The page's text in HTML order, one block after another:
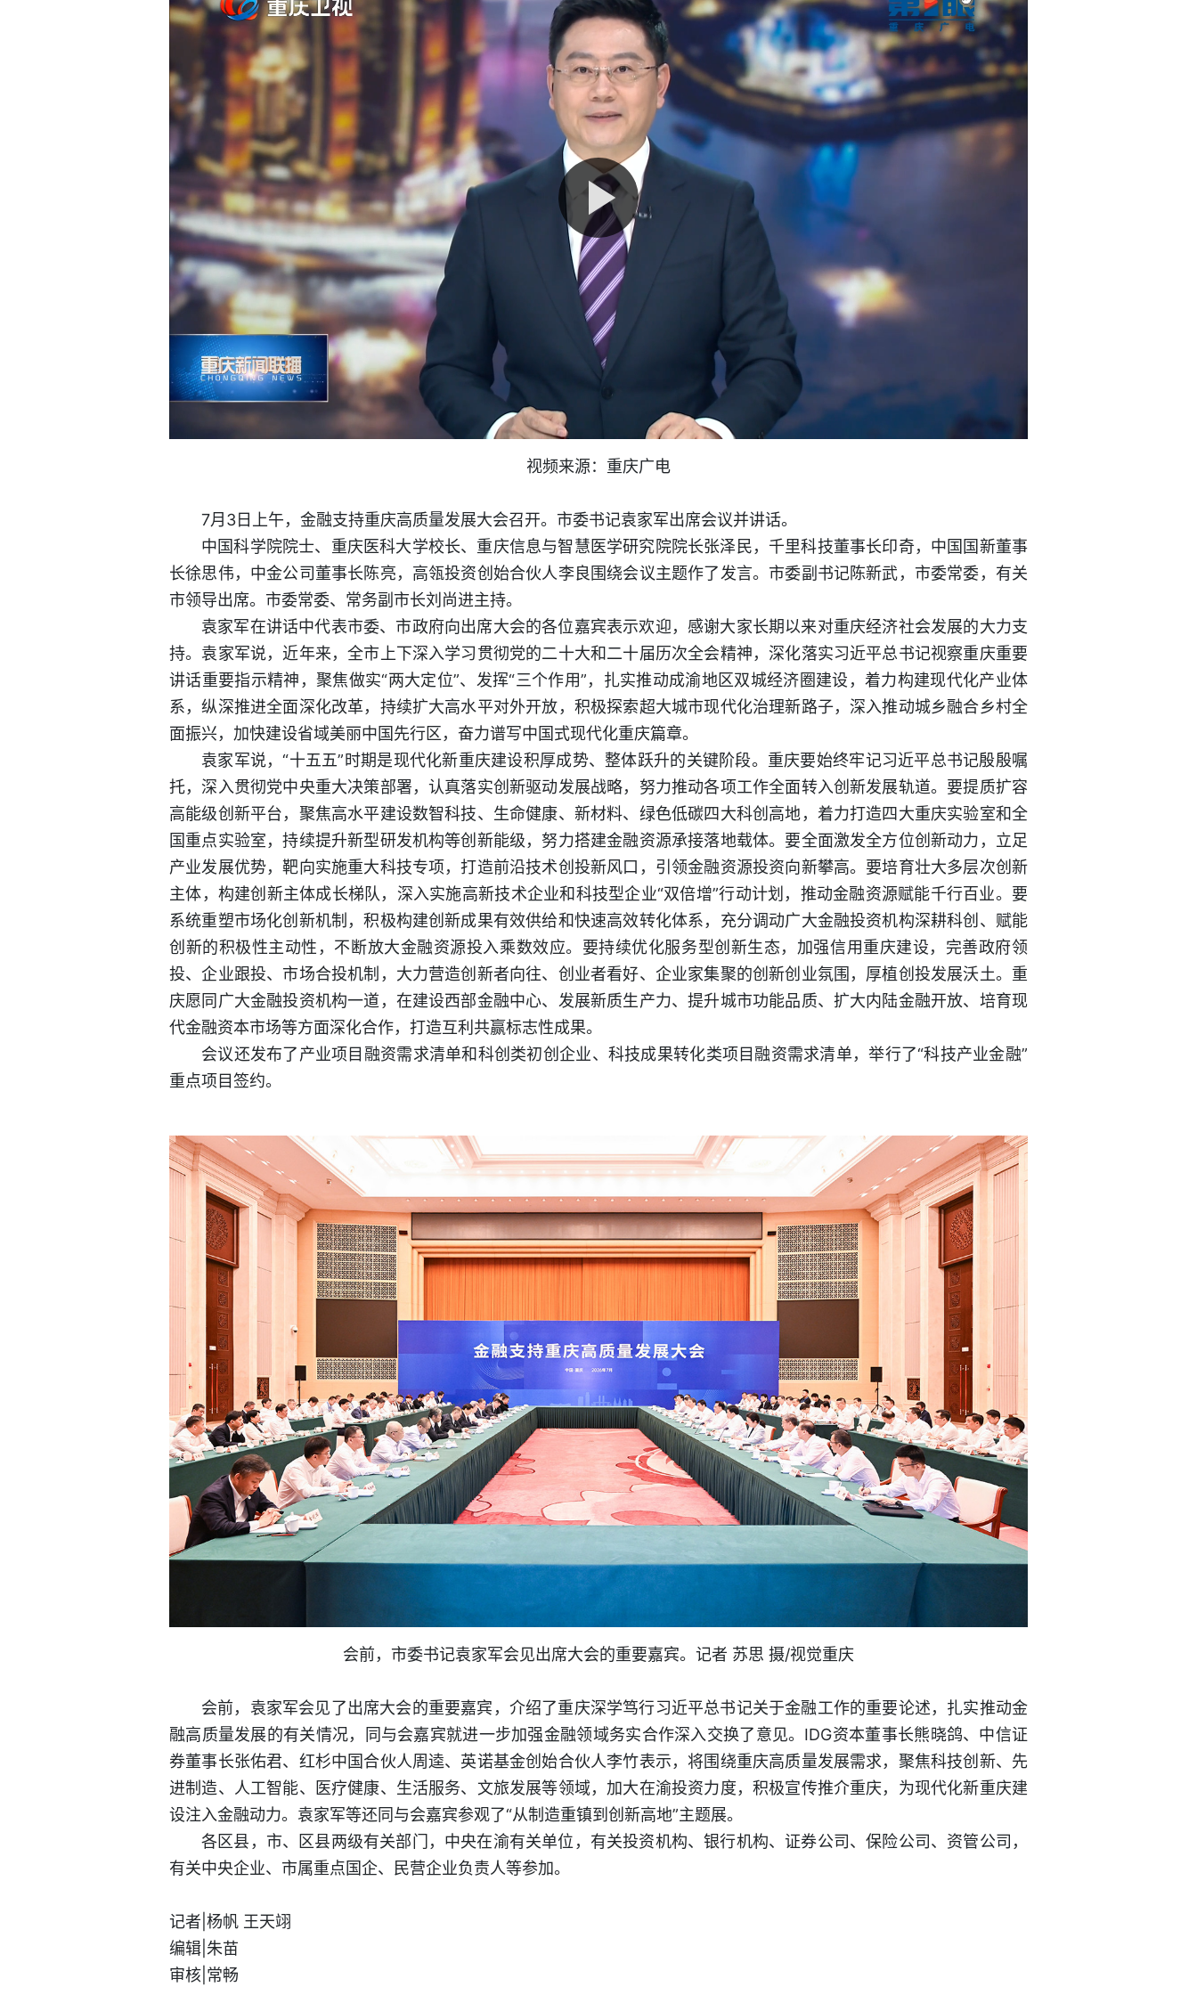
视频来源：重庆广电
7月3日上午，金融支持重庆高质量发展大会召开。市委书记袁家军出席会议并讲话。
中国科学院院士、重庆医科大学校长、重庆信息与智慧医学研究院院长张泽民，千里科技董事长印奇，中国国新董事
长徐思伟，中金公司董事长陈亮，高瓴投资创始合伙人李良围绕会议主题作了发言。市委副书记陈新武，市委常委，有关
市领导出席。市委常委、常务副市长刘尚进主持。
袁家军在讲话中代表市委、市政府向出席大会的各位嘉宾表示欢迎，感谢大家长期以来对重庆经济社会发展的大力支
持。袁家军说，近年来，全市上下深入学习贯彻党的二十大和二十届历次全会精神，深化落实习近平总书记视察重庆重要
讲话重要指示精神，聚焦做实“两大定位”、发挥“三个作用”，扎实推动成渝地区双城经济圈建设，着力构建现代化产业体
系，纵深推进全面深化改革，持续扩大高水平对外开放，积极探索超大城市现代化治理新路子，深入推动城乡融合乡村全
面振兴，加快建设省域美丽中国先行区，奋力谱写中国式现代化重庆篇章。
袁家军说，“十五五”时期是现代化新重庆建设积厚成势、整体跃升的关键阶段。重庆要始终牢记习近平总书记殷殷嘱
托，深入贯彻党中央重大决策部署，认真落实创新驱动发展战略，努力推动各项工作全面转入创新发展轨道。要提质扩容
高能级创新平台，聚焦高水平建设数智科技、生命健康、新材料、绿色低碳四大科创高地，着力打造四大重庆实验室和全
国重点实验室，持续提升新型研发机构等创新能级，努力搭建金融资源承接落地载体。要全面激发全方位创新动力，立足
产业发展优势，靶向实施重大科技专项，打造前沿技术创投新风口，引领金融资源投资向新攀高。要培育壮大多层次创新
主体，构建创新主体成长梯队，深入实施高新技术企业和科技型企业“双倍增”行动计划，推动金融资源赋能千行百业。要
系统重塑市场化创新机制，积极构建创新成果有效供给和快速高效转化体系，充分调动广大金融投资机构深耕科创、赋能
创新的积极性主动性，不断放大金融资源投入乘数效应。要持续优化服务型创新生态，加强信用重庆建设，完善政府领
投、企业跟投、市场合投机制，大力营造创新者向往、创业者看好、企业家集聚的创新创业氛围，厚植创投发展沃土。重
庆愿同广大金融投资机构一道，在建设西部金融中心、发展新质生产力、提升城市功能品质、扩大内陆金融开放、培育现
代金融资本市场等方面深化合作，打造互利共赢标志性成果。
会议还发布了产业项目融资需求清单和科创类初创企业、科技成果转化类项目融资需求清单，举行了“科技产业金融”
重点项目签约。
会前，市委书记袁家军会见出席大会的重要嘉宾。记者 苏思 摄/视觉重庆
会前，袁家军会见了出席大会的重要嘉宾，介绍了重庆深学笃行习近平总书记关于金融工作的重要论述，扎实推动金
融高质量发展的有关情况，同与会嘉宾就进一步加强金融领域务实合作深入交换了意见。IDG资本董事长熊晓鸽、中信证
券董事长张佑君、红杉中国合伙人周逵、英诺基金创始合伙人李竹表示，将围绕重庆高质量发展需求，聚焦科技创新、先
进制造、人工智能、医疗健康、生活服务、文旅发展等领域，加大在渝投资力度，积极宣传推介重庆，为现代化新重庆建
设注入金融动力。袁家军等还同与会嘉宾参观了“从制造重镇到创新高地”主题展。
各区县，市、区县两级有关部门，中央在渝有关单位，有关投资机构、银行机构、证券公司、保险公司、资管公司，
有关中央企业、市属重点国企、民营企业负责人等参加。
记者|杨帆 王天翊
编辑|朱苗
审核|常畅